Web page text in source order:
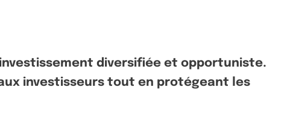
diversifiée et opportuniste.
investisseurs tout en protégeant les